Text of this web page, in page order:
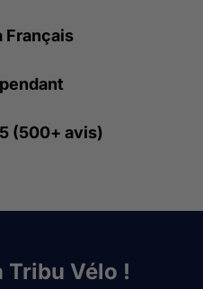
Français
(500+ avis)
Tribu Vélo !